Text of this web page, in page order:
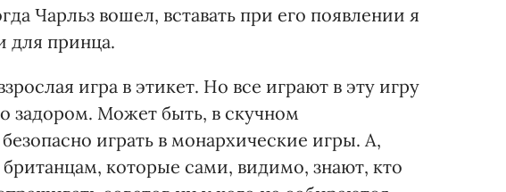
Чарльз вошел, вставать при его появлении я
для принца.
игра в этикет. Но все играют в эту игру
задором. Может быть, в скучном
играть в монархические игры. А,
которые сами, видимо, знают, кто